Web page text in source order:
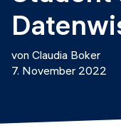
Data Science
DevOps
Consulting
Stell unsere
Wer wir sind
von Claudia Boker
7. November 2022